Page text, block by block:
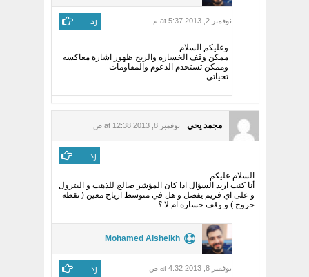
نوفمبر 2, 2013 at 5:37 م رد
وعليكم السلام
ممكن وقف الخساره والربح ظهور اشارة معاكسه
وممكن تستخدم الدعوم والمقاومات
تحياتي
مجمد يحي نوفمبر 8, 2013 at 12:38 ص
رد
السلام عليكم
أنا كنت اريد السؤال ادا كان المؤشر صالج للذهب و البترول
و على اي فريم يفضل و هل في متوسط ارياح معين ( نقطة
خروج ) و وقف خساره ام لا ؟
Mohamed Alsheikh
نوفمبر 8, 2013 at 4:32 ص رد